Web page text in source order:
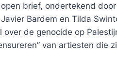
brief, ondertekend
Bardem en Tilda
over de genocide op
van artiesten die